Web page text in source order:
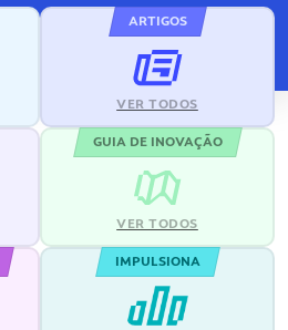
ARTIGOS
VER TODOS
GUIA DE INOVAÇÃO
VER TODOS
IMPULSIONA